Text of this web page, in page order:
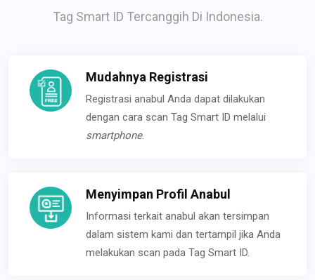
Tag Smart ID Tercanggih Di Indonesia.
Mudahnya Registrasi
Registrasi anabul Anda dapat dilakukan
dengan cara scan Tag Smart ID melalui
smartphone.
Menyimpan Profil Anabul
Informasi terkait anabul akan tersimpan
dalam sistem kami dan tertampil jika Anda
melakukan scan pada Tag Smart ID.